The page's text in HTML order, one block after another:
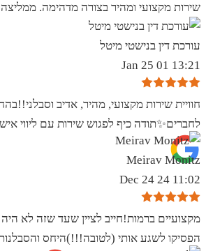
שירות מקצועי ומהיר בצורה מדהימה.
עורכת דין בנישטי מיטל
13:21 01 Jan 25
חוויית שירות מקצועי, מהיר, אדיב
לחברים✨️תודה כיף לפגוש שירות עם ליווי
Meirav Monitz
11:02 24 Dec 24
מקצועיים ברמות!חייב לציין שעד שזה לא
הפסיקו לשגע אותי (לטובה!!!)היחס